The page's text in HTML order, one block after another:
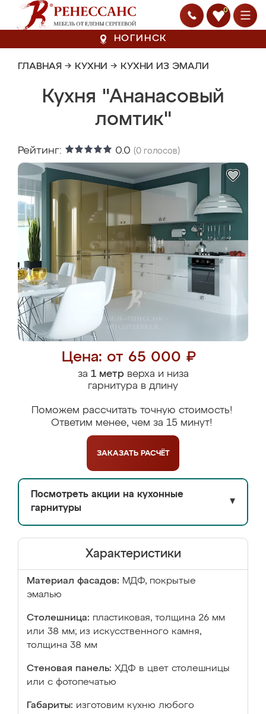
0
НОГИНСК
ГЛАВНАЯ → КУХНИ → КУХНИ ИЗ ЭМАЛИ
Кухня "Ананасовый
ломтик"
Рейтинг: 0.0 (0 голосов)
Цена: от 65 000 ₽
за 1 метрверха и низа
гарнитура в длину
Поможем рассчитать точную стоимость!
Ответим менее, чем за 15 минут!
ЗАКАЗАТЬ РАСЧЁТ
Посмотреть акции на кухонные
гарнитуры
▼
Характеристики
Материал фасадов: МДФ, покрытые
эмалью
Столешница: пластиковая, толщина 26 мм
или 38 мм; из искусственного камня,
толщина 38 мм
Стеновая панель: ХДФ в цвет столешницы
или с фотопечатью
Габариты: изготовим кухню любого